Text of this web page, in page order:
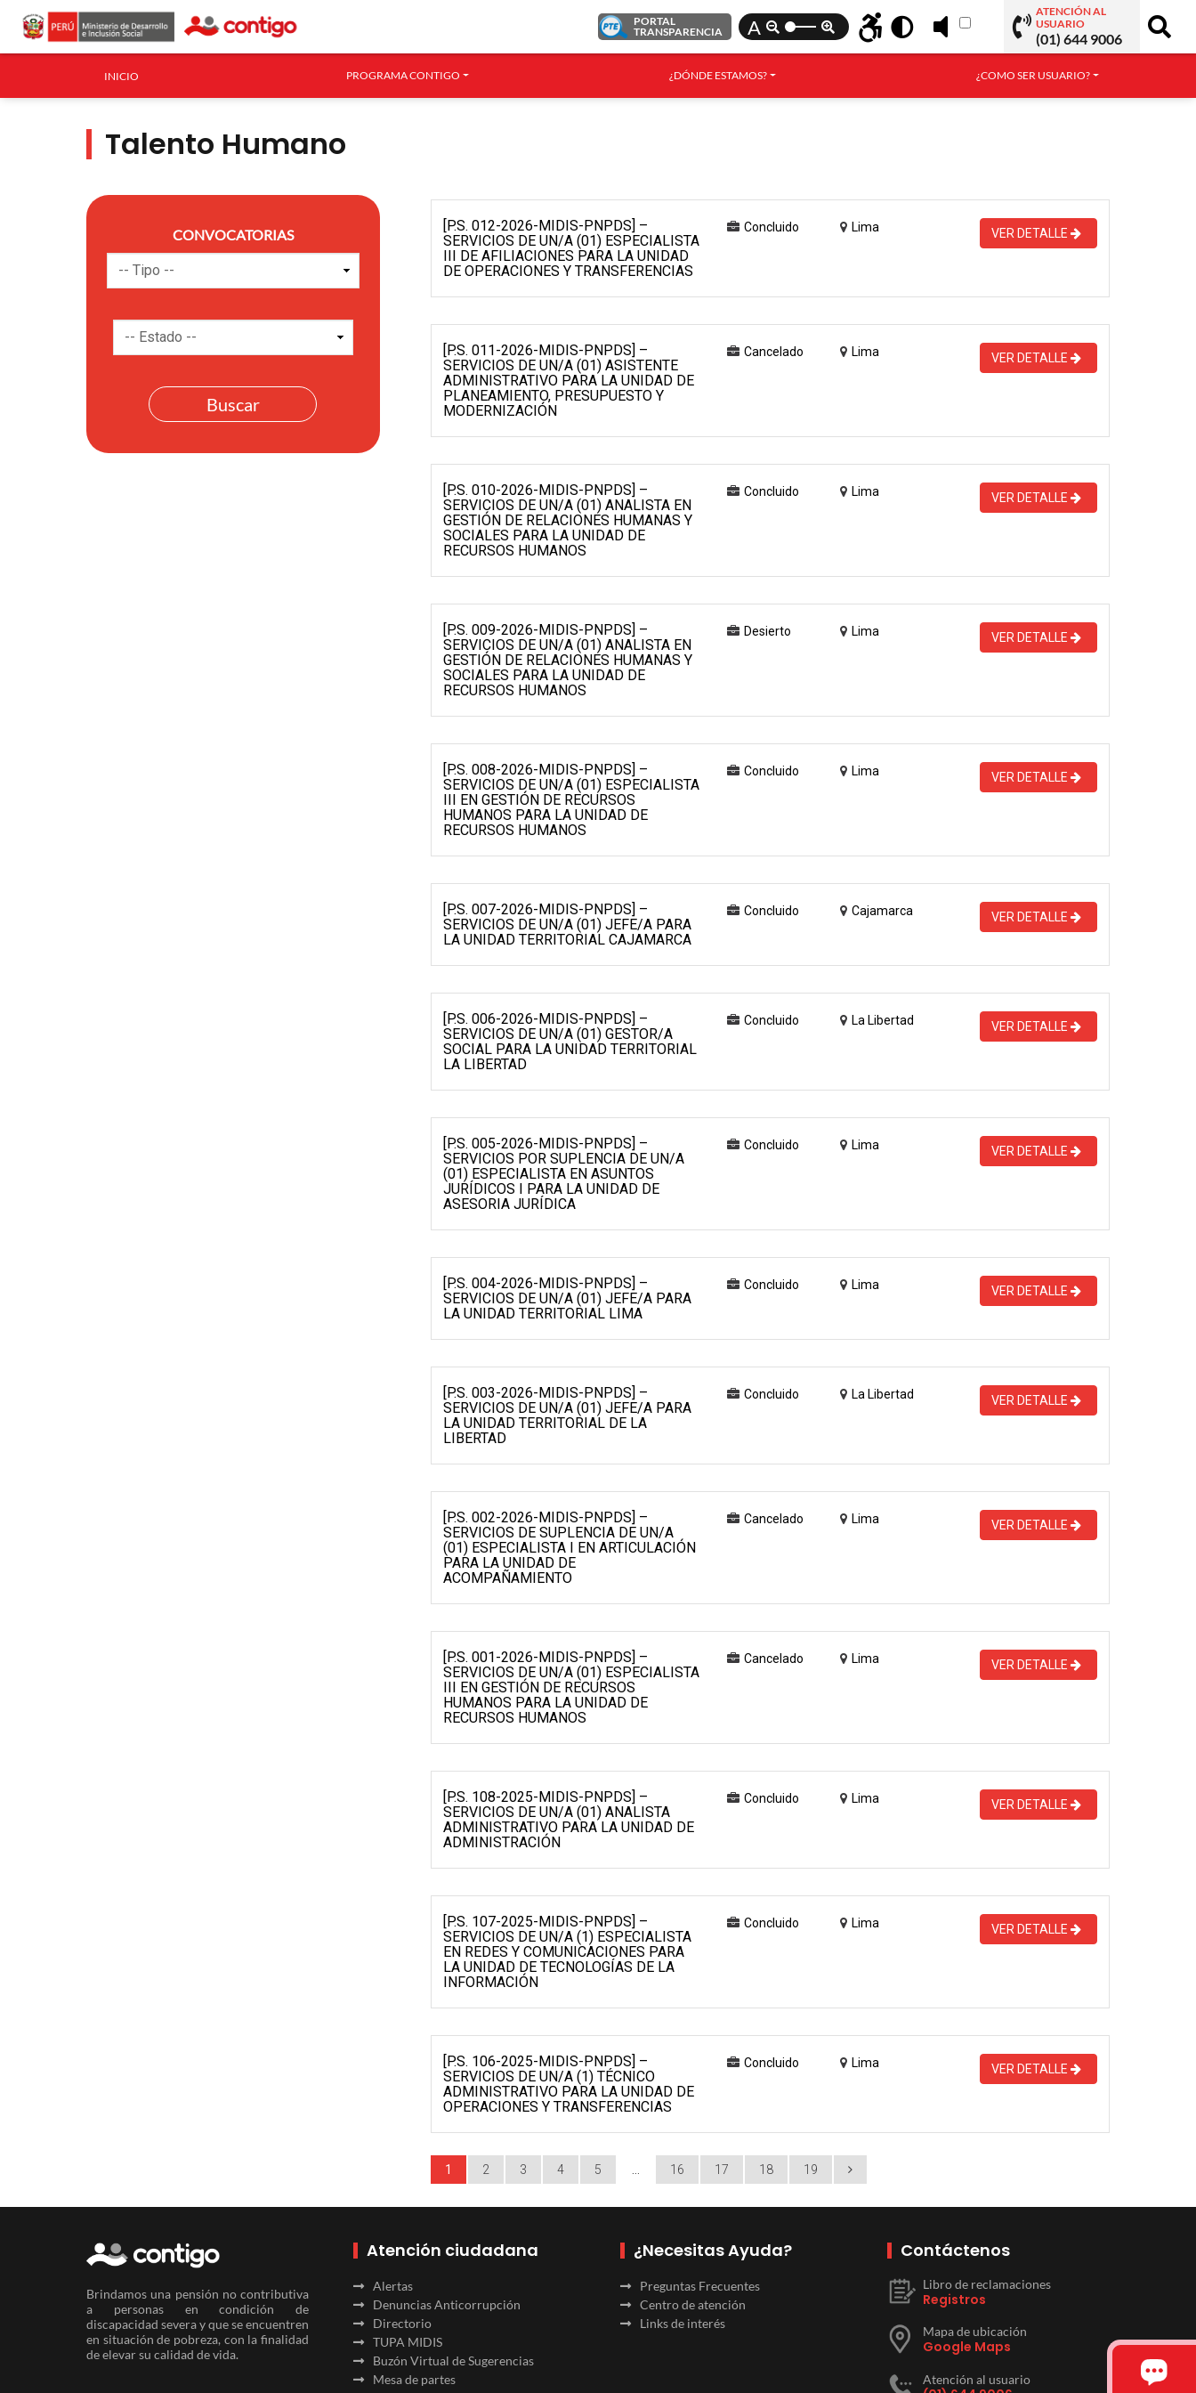
PORTAL
TRANSPARENCIA
A
ATENCIÓN AL
USUARIO
(01) 644 9006
INICIO PROGRAMA CONTIGO ¿DÓNDE ESTAMOS? ¿COMO SER USUARIO?
Talento Humano
CONVOCATORIAS
[P.S. 012-2026-MIDIS-PNPDS] –
SERVICIOS DE UN/A (01) ESPECIALISTA
III DE AFILIACIONES PARA LA UNIDAD
DE OPERACIONES Y TRANSFERENCIAS
Concluido Lima VER DETALLE
[P.S. 011-2026-MIDIS-PNPDS] –
SERVICIOS DE UN/A (01) ASISTENTE
ADMINISTRATIVO PARA LA UNIDAD DE
PLANEAMIENTO, PRESUPUESTO Y
MODERNIZACIÓN
Cancelado Lima VER DETALLE
[P.S. 010-2026-MIDIS-PNPDS] –
SERVICIOS DE UN/A (01) ANALISTA EN
GESTIÓN DE RELACIONES HUMANAS Y
SOCIALES PARA LA UNIDAD DE
RECURSOS HUMANOS
Concluido Lima VER DETALLE
[P.S. 009-2026-MIDIS-PNPDS] –
SERVICIOS DE UN/A (01) ANALISTA EN
GESTIÓN DE RELACIONES HUMANAS Y
SOCIALES PARA LA UNIDAD DE
RECURSOS HUMANOS
Desierto Lima VER DETALLE
[P.S. 008-2026-MIDIS-PNPDS] –
SERVICIOS DE UN/A (01) ESPECIALISTA
III EN GESTIÓN DE RECURSOS
HUMANOS PARA LA UNIDAD DE
RECURSOS HUMANOS
Concluido Lima VER DETALLE
[P.S. 007-2026-MIDIS-PNPDS] –
SERVICIOS DE UN/A (01) JEFE/A PARA
LA UNIDAD TERRITORIAL CAJAMARCA
Concluido Cajamarca VER DETALLE
[P.S. 006-2026-MIDIS-PNPDS] –
SERVICIOS DE UN/A (01) GESTOR/A
SOCIAL PARA LA UNIDAD TERRITORIAL
LA LIBERTAD
Concluido La Libertad VER DETALLE
[P.S. 005-2026-MIDIS-PNPDS] –
SERVICIOS POR SUPLENCIA DE UN/A
(01) ESPECIALISTA EN ASUNTOS
JURÍDICOS I PARA LA UNIDAD DE
ASESORIA JURÍDICA
Concluido Lima VER DETALLE
[P.S. 004-2026-MIDIS-PNPDS] –
SERVICIOS DE UN/A (01) JEFE/A PARA
LA UNIDAD TERRITORIAL LIMA
Concluido Lima VER DETALLE
[P.S. 003-2026-MIDIS-PNPDS] –
SERVICIOS DE UN/A (01) JEFE/A PARA
LA UNIDAD TERRITORIAL DE LA
LIBERTAD
Concluido La Libertad VER DETALLE
[P.S. 002-2026-MIDIS-PNPDS] –
SERVICIOS DE SUPLENCIA DE UN/A
(01) ESPECIALISTA I EN ARTICULACIÓN
PARA LA UNIDAD DE
ACOMPAÑAMIENTO
Cancelado Lima VER DETALLE
[P.S. 001-2026-MIDIS-PNPDS] –
SERVICIOS DE UN/A (01) ESPECIALISTA
III EN GESTIÓN DE RECURSOS
HUMANOS PARA LA UNIDAD DE
RECURSOS HUMANOS
Cancelado Lima VER DETALLE
[P.S. 108-2025-MIDIS-PNPDS] –
SERVICIOS DE UN/A (01) ANALISTA
ADMINISTRATIVO PARA LA UNIDAD DE
ADMINISTRACIÓN
Concluido Lima VER DETALLE
[P.S. 107-2025-MIDIS-PNPDS] –
SERVICIOS DE UN/A (1) ESPECIALISTA
EN REDES Y COMUNICACIONES PARA
LA UNIDAD DE TECNOLOGÍAS DE LA
INFORMACIÓN
Concluido Lima VER DETALLE
[P.S. 106-2025-MIDIS-PNPDS] –
SERVICIOS DE UN/A (1) TÉCNICO
ADMINISTRATIVO PARA LA UNIDAD DE
OPERACIONES Y TRANSFERENCIAS
Concluido Lima VER DETALLE
1 2 3 4 5 16 17 18 19
Brindamos una pensión no contributiva
a personas en condición de
discapacidad severa y que se encuentren
en situación de pobreza, con la finalidad
de elevar su calidad de vida.
Atención ciudadana
Alertas
Denuncias Anticorrupción
Directorio
TUPA MIDIS
Buzón Virtual de Sugerencias
Mesa de partes
¿Necesitas Ayuda?
Preguntas Frecuentes
Centro de atención
Links de interés
Contáctenos
Libro de reclamaciones
Registros
Mapa de ubicación
Google Maps
Atención al usuario